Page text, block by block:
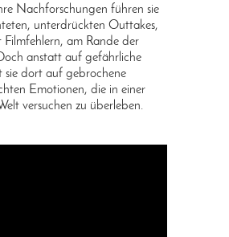
Nachforschungen führen sie
unterdrückten Outtakes,
Filmfehlern, am Rande der
anstatt auf gefährliche
sie dort auf gebrochene
Emotionen, die in einer
versuchen zu überleben.